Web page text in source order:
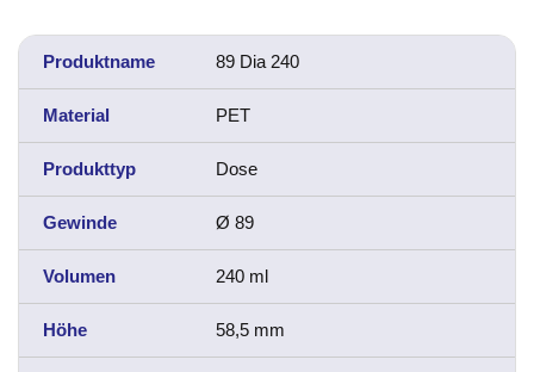
Produktname 89 Dia 240
Material PET
Produkttyp Dose
Gewinde Ø 89
Volumen 240 ml
Höhe 58,5 mm